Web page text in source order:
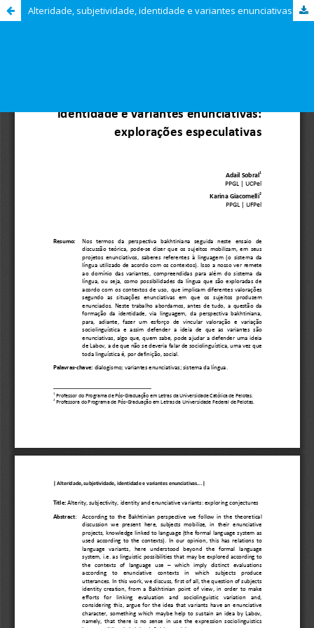
Alteridade, subjetividade, identidade e variantes enunciativas: explorações especulativas